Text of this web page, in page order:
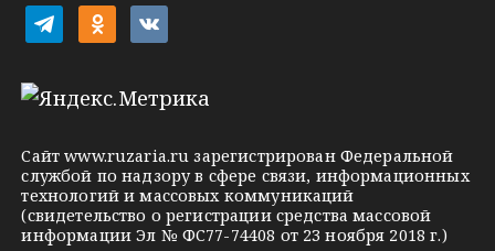
i
e
l
r
a
m
d
o
l
a
s
v
k
n
a
k
t
Сайтwww.ruzaria.ru зарегистрирован Федеральной
службой по надзору в сфере связи, информационных
технологий и массовых коммуникаций
(свидетельство о регистрации средства массовой
информации Эл № ФС77-74408 от 23 ноября 2018 г.)